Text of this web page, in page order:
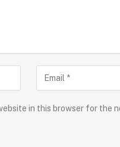
in this browser for the